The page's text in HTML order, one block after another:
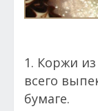
1. Коржи
всего
бумаге.